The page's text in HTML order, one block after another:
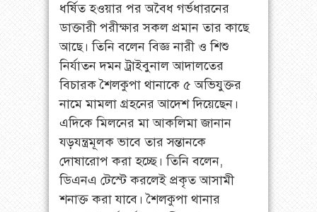
ধর্ষিত হওয়ার পর অবৈধ গর্ভধারনের
ডাক্তারী পরীক্ষার সকল প্রমান তার কাছে
আছে। তিনি বলেন বিজ্ঞ নারী ও শিশু
নির্যাতন দমন ট্রাইবুনাল আদালতের
বিচারক শৈলকুপা থানাকে ৫ অভিযুক্তর
নামে মামলা গ্রহনের আদেশ দিয়েছেন।
এদিকে মিলনের মা আকলিমা জানান
যড়যন্ত্রমূলক ভাবে তার সন্তানকে
দোষারোপ করা হচ্ছে। তিনি বলেন,
ডিএনএ টেস্টে করলেই প্রকৃত আসামী
শনাক্ত করা যাবে। শৈলকুপা থানার